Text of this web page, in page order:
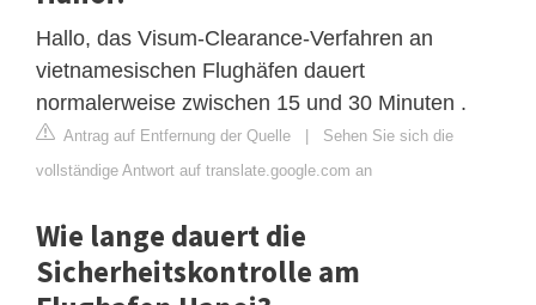
Hallo, das Visum-Clearance-Verfahren an
vietnamesischen Flughäfen dauert
normalerweise zwischen 15 und 30 Minuten .
Antrag auf Entfernung der Quelle
Sehen Sie sich die
vollständige Antwort auf translate.google.com an
Wie lange dauert die
Sicherheitskontrolle am